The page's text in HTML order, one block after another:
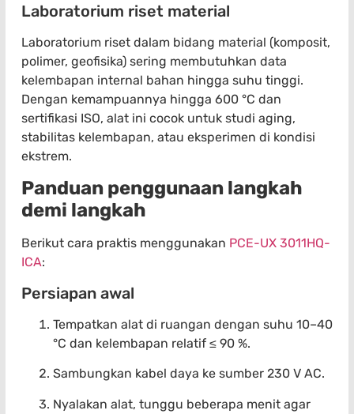
Laboratorium riset material
Laboratorium riset dalam bidang material (komposit,
polimer, geofisika) sering membutuhkan data
kelembapan internal bahan hingga suhu tinggi.
Dengan kemampuannya hingga 600 °C dan
sertifikasi ISO, alat ini cocok untuk studi aging,
stabilitas kelembapan, atau eksperimen di kondisi
ekstrem.
Panduan penggunaan langkah
demi langkah
Berikut cara praktis menggunakan PCE-UX 3011HQ-
ICA:
Persiapan awal
Tempatkan alat di ruangan dengan suhu 10–40
°C dan kelembapan relatif ≤ 90 %.
Sambungkan kabel daya ke sumber 230 V AC.
Nyalakan alat, tunggu beberapa menit agar